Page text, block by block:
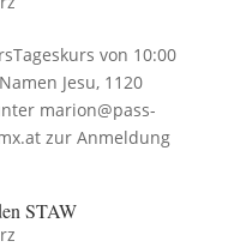
von 10:00
Jesu, 1120
marion@pass-
zur Anmeldung
STAW